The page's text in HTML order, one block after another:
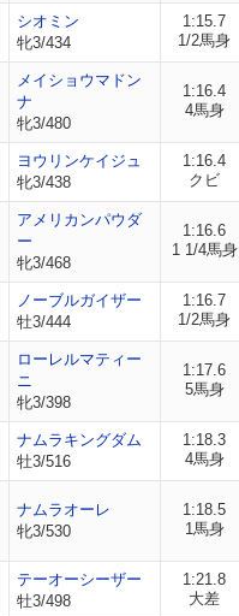
シオミン
牝3/434
1:15.7
1/2馬身
メイショウマドン
ナ
牝3/480
1:16.4
4馬身
ヨウリンケイジュ
牝3/438
1:16.4
クビ
アメリカンパウダ
ー
牝3/468
1:16.6
1 1/4馬身
ノーブルガイザー
牡3/444
1:16.7
1/2馬身
ローレルマティー
ニ
牝3/398
1:17.6
5馬身
ナムラキングダム
牡3/516
1:18.3
4馬身
ナムラオーレ
牝3/530
1:18.5
1馬身
テーオーシーザー
牡3/498
1:21.8
大差